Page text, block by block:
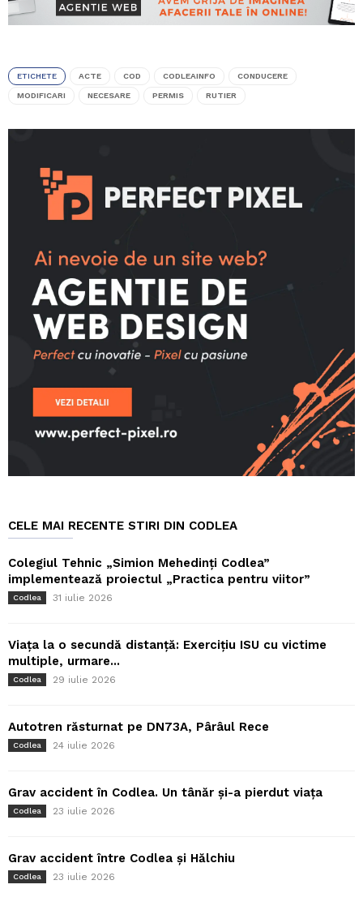
ETICHETE ACTE COD CODLEAINFO CONDUCERE
MODIFICARI NECESARE PERMIS RUTIER
CELE MAI RECENTE STIRI DIN CODLEA
Colegiul Tehnic „Simion Mehedinți Codlea”
implementează proiectul „Practica pentru viitor”
Codlea 31 iulie 2026
Viața la o secundă distanță: Exercițiu ISU cu victime
multiple, urmare...
Codlea 29 iulie 2026
Autotren răsturnat pe DN73A, Pârâul Rece
Codlea 24 iulie 2026
Grav accident în Codlea. Un tânăr și-a pierdut viața
Codlea 23 iulie 2026
Grav accident între Codlea și Hălchiu
Codlea 23 iulie 2026